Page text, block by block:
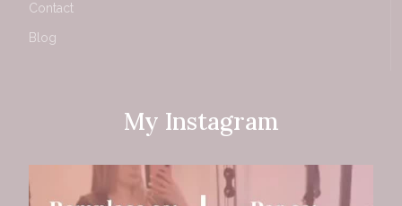
Contact
Blog
My Instagram